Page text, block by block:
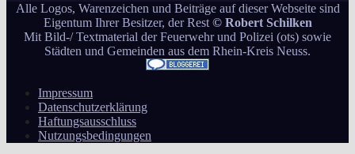
Alle Logos, Warenzeichen und Beiträge auf dieser Webseite sind
Eigentum Ihrer Besitzer, der Rest© Robert Schilken
Mit Bild-/ Textmaterial der Feuerwehr und Polizei (ots) sowie
Städten und Gemeinden aus dem Rhein-Kreis Neuss.
Impressum
Datenschutzerklärung
Haftungsausschluss
Nutzungsbedingungen